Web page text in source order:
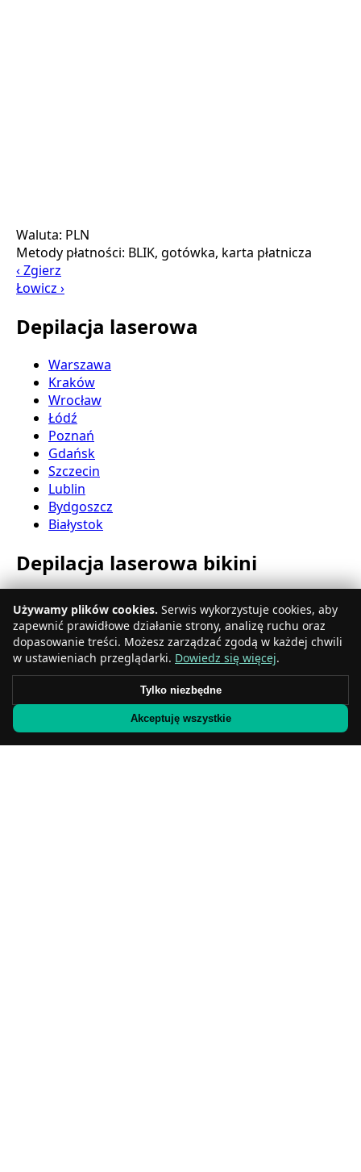
Waluta: PLN
Metody płatności: BLIK, gotówka, karta płatnicza
‹ Zgierz
Łowicz ›
Depilacja laserowa
Warszawa
Kraków
Wrocław
Łódź
Poznań
Gdańsk
Szczecin
Lublin
Bydgoszcz
Białystok
Depilacja laserowa bikini
Katowice
Gdynia
Częstochowa
Radom
Rzeszów
Sosnowiec
Gliwice
Używamy plików cookies. Serwis wykorzystuje cookies, aby
zapewnić prawidłowe działanie strony, analizę ruchu oraz
dopasowanie treści. Możesz zarządzać zgodą w każdej chwili
w ustawieniach przeglądarki. Dowiedz się więcej.
Tylko niezbędne
Akceptuję wszystkie